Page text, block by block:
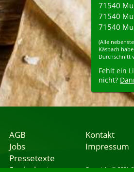
71540
71540
71540
(Alle
Käsbach
Durchschnitt
Fehlt ein
nicht?
AGB
Jobs
Pressetexte
Speisekarten
Kontakt
Impressum
Copyright © 2001-